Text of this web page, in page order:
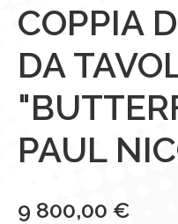
COPPIA
DA
PAUL
9 800,00 €